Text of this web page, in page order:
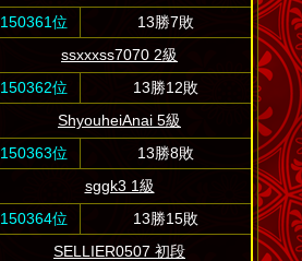
150361位
13勝7敗
ssxxxss7070 2級
150362位
13勝12敗
ShyouheiAnai 5級
150363位
13勝8敗
sggk3 1級
150364位
13勝15敗
SELLIER0507 初段